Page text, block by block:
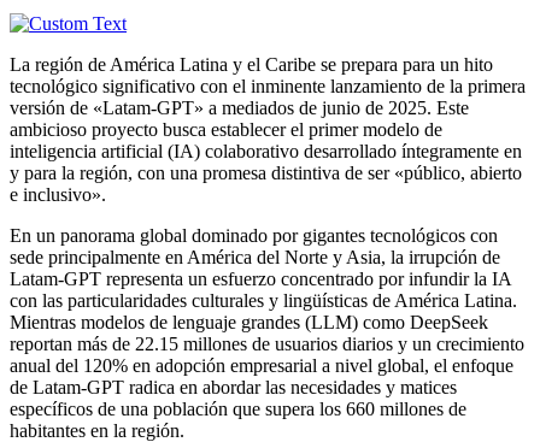
La región de América Latina y el Caribe se prepara para un hito
tecnológico significativo con el inminente lanzamiento de la primera
versión de «Latam-GPT» a mediados de junio de 2025. Este
ambicioso proyecto busca establecer el primer modelo de
inteligencia artificial (IA) colaborativo desarrollado íntegramente en
y para la región, con una promesa distintiva de ser «público, abierto
e inclusivo».
En un panorama global dominado por gigantes tecnológicos con
sede principalmente en América del Norte y Asia, la irrupción de
Latam-GPT representa un esfuerzo concentrado por infundir la IA
con las particularidades culturales y lingüísticas de América Latina.
Mientras modelos de lenguaje grandes (LLM) como DeepSeek
reportan más de 22.15 millones de usuarios diarios y un crecimiento
anual del 120% en adopción empresarial a nivel global, el enfoque
de Latam-GPT radica en abordar las necesidades y matices
específicos de una población que supera los 660 millones de
habitantes en la región.